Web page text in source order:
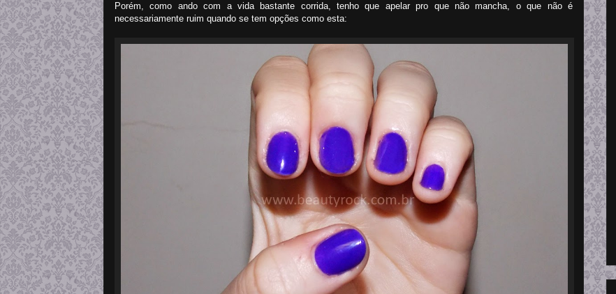
Porém, como ando com a vida bastante corrida, tenho que apelar pro que não mancha, o que não é
necessariamente ruim quando se tem opções como esta: